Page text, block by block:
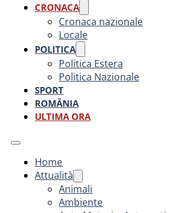
CRONACA
Cronaca nazionale
Locale
POLITICA
Politica Estera
Politica Nazionale
SPORT
ROMÂNIA
ULTIMA ORA
Home
Attualità
Animali
Ambiente